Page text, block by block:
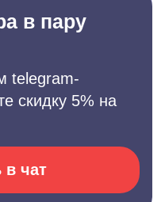
в пару
telegram-
скидку 5% на
в чат